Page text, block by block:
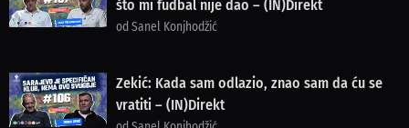
što mi fudbal nije dao – (IN)Direkt
od Sanel Konjhodžić
Zekić: Kada sam odlazio, znao sam da ću se
vratiti – (IN)Direkt